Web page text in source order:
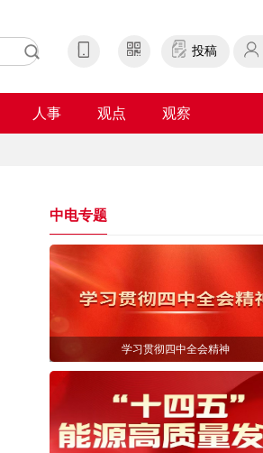
投稿
人事 观点 观察
中电专题
学习贯彻四中全会精神